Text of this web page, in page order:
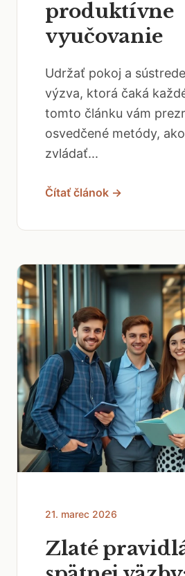
produktívne
vyučovanie
Udržať pokoj a
výzva, ktorá čaká
tomto článku vám
osvedčené metódy,
zvládať...
Čítať článok →
21. marec 2026
Zlaté